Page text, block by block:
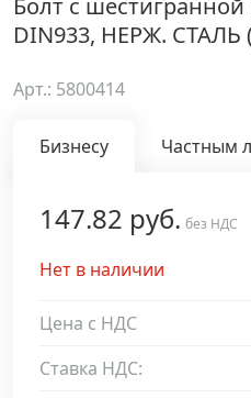
Распродажа
Уценка
Анкерная техника
Дюбельная техника
Болт с шестигранной
DIN933, НЕРЖ. СТАЛЬ
Арт.: 5800414
Бизнесу Частным
147.82 руб. без НДС
Нет в наличии
Цена с НДС
Ставка НДС: